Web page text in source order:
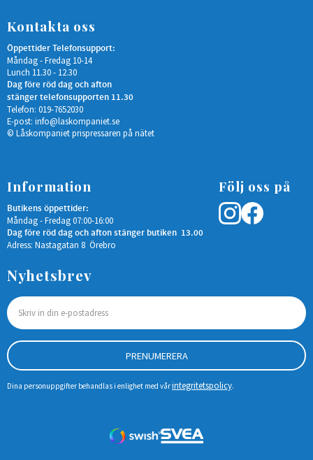
Kontakta oss
Öppettider Telefonsupport:
Måndag - Fredag 10-14
Lunch 11.30 - 12.30
Dag före röd dag och afton
stänger telefonsupporten 11.30
Telefon: 019-7652030
E-post: info@laskompaniet.se
© Låskompaniet prispressaren på nätet
Information
Butikens öppettider:
Måndag - Fredag 07:00-16:00
Dag före röd dag och afton stänger butiken 13.00
Adress: Nastagatan 8 Örebro
Följ oss på
Nyhetsbrev
PRENUMERERA
Dina personuppgifter behandlas i enlighet med vårintegritetspolicy.